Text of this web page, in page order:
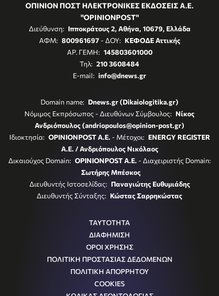
ΟΠΙΝΙΟΝ ΠΟΣΤ ΗΛΕΚΤΡΟΝΙΚΕΣ ΕΚΔΟΣΕΙΣ Α.Ε.
"OPINIONPOST"
Διεύθυνση: Ιπποκράτους 2, Αθήνα, 10679, Ελλάδα
ΑΦΜ: 800961697- ΔΟΥ: ΚΕΦΟΔΕ Αττικής
ΑΡ. ΓΕΜΗ: 145803601000
Τηλ: 210 3608484
E-mail: info@dnews.gr
Domain name: Dnews.gr (Dikaiologitika.gr)
Νόμιμος Εκπρόσωπος - Διευθύνων Σύμβουλος: Νίκος
Ανδριόπουλος (andriopoulos@opinion-post.gr)
Ιδιοκτησία: OPINIONPOST A.E. - Μέτοχοι: ENERGY REGISTER
Α.Ε. / Ανδριόπουλος Νικόλαος
Δικαιούχος Domain: OPINIONPOST A.E. - Διαχειριστής Domain:
Σωτήρης Μπέσκος
Διευθυντής Ιστοσελίδας: Παναγιώτης Ευθυμιάδης
Διευθυντής Σύνταξης: Κώστας Σαρρηκώστας
ΤΑΥΤΟΤΗΤΑ
ΔΙΑΦΗΜΙΣΗ
ΟΡΟΙ ΧΡΗΣΗΣ
ΠΟΛΙΤΙΚΗ ΠΡΟΣΤΑΣΙΑΣ ΔΕΔΟΜΕΝΩΝ
ΠΟΛΙΤΙΚΗ ΑΠΟΡΡΗΤΟΥ
COOKIES